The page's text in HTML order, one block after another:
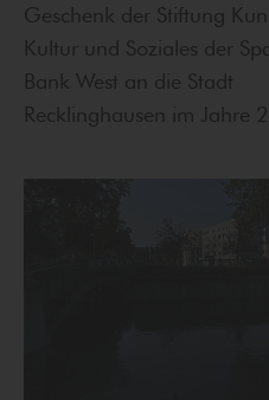
Geschenk der Stiftung
Kultur und Soziales der
Bank West an die Stadt
Recklinghausen im Jahre